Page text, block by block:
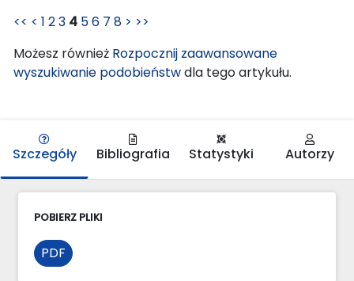
<< < 1 23 4 56 7 8 > >>
Możesz również Rozpocznij zaawansowane
wyszukiwanie podobieństwdla tego artykułu.
Szczegóły Bibliografia Statystyki Autorzy
POBIERZ PLIKI
PDF